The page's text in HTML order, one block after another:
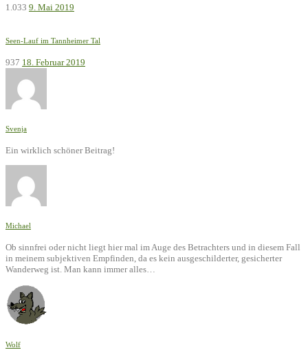
1.033 9. Mai 2019
Seen-Lauf im Tannheimer Tal
937 18. Februar 2019
Svenja
Ein wirklich schöner Beitrag!
Michael
Ob sinnfrei oder nicht liegt hier mal im Auge des Betrachters und in diesem Fall
in meinem subjektiven Empfinden, da es kein ausgeschilderter, gesicherter
Wanderweg ist. Man kann immer alles…
Wolf